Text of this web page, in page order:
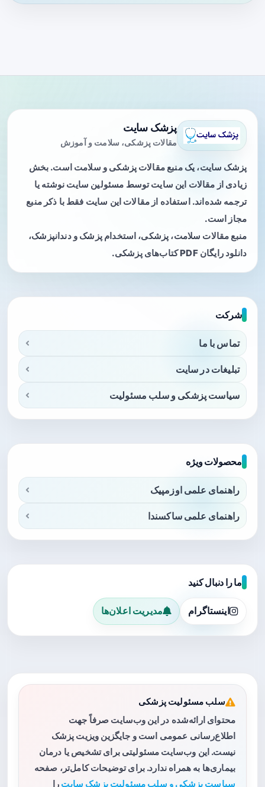
پزشک سایت
مقالات پزشکی، سلامت و آموزش
پزشک سایت، یک منبع مقالات پزشکی و سلامت است. بخش
زیادی از مقالات این سایت توسط مسئولین سایت نوشته یا
ترجمه شده‌اند. استفاده از مقالات این سایت فقط با ذکر منبع
مجاز است.
منبع مقالات سلامت، پزشکی، استخدام پزشک و دندانپزشک،
دانلود رایگان PDF کتاب‌های پزشکی.
شرکت
تماس با ما
تبلیغات در سایت
سیاست پزشکی و سلب مسئولیت
محصولات ویژه
راهنمای علمی اوزمپیک
راهنمای علمی ساکسندا
ما را دنبال کنید
اینستاگرام مدیریت اعلان‌ها
سلب مسئولیت پزشکی
محتوای ارائه‌شده در این وب‌سایت صرفاً جهت
اطلاع‌رسانی عمومی است و جایگزین ویزیت پزشک
نیست. این وب‌سایت مسئولیتی برای تشخیص یا درمان
بیماری‌ها به همراه ندارد. برای توضیحات کامل‌تر، صفحه
سیاست پزشکی و سلب مسئولیت پزشک سایت را